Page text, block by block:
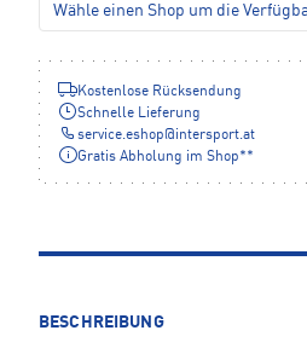
Wähle einen Shop um die
Kostenlose Rücksendung
Schnelle Lieferung
service.eshop@intersport.at
Gratis Abholung im Shop**
BESCHREIBUNG